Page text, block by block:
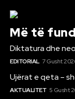
Më të
Diktatura dhe
EDITORIAL 7 Gusht
Ujërat e qeta –
AKTUALITET 5 Gusht